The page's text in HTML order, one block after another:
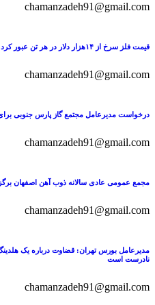
chamanzadeh91@gmail.com
قیمت فلز سرخ از ۱۴هزار دلار در هر تن عبور کرد
chamanzadeh91@gmail.com
درخواست مدیرعامل مجتمع گاز پارس جنوبی
chamanzadeh91@gmail.com
مجمع عمومی عادی سالانه ذوب آهن اصفهان
chamanzadeh91@gmail.com
مدیرعامل بورس تهران: قضاوت درباره یک
نادرست است
chamanzadeh91@gmail.com